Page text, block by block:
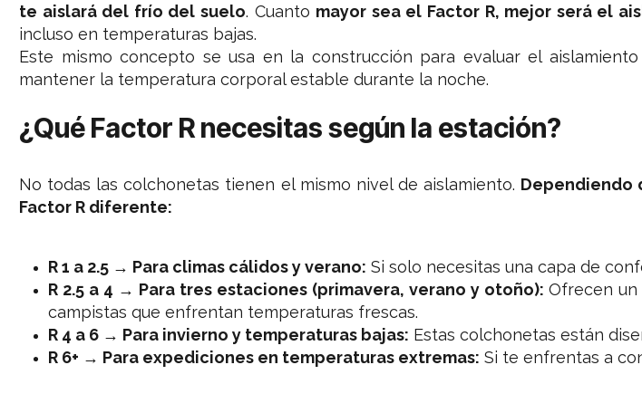
te aislará del frío del suelo. Cuanto mayor sea el Factor R, mejor será el
incluso en temperaturas bajas.
Este mismo concepto se usa en la construcción para evaluar el
mantener la temperatura corporal estable durante la noche.
¿Qué Factor R necesitas según la estación?
No todas las colchonetas tienen el mismo nivel de aislamiento. Dependiendo
Factor R diferente:
R 1 a 2.5 → Para climas cálidos y verano: Si solo necesitas una capa de
R 2.5 a 4 → Para tres estaciones (primavera, verano y otoño): Ofrecen
campistas que enfrentan temperaturas frescas.
R 4 a 6 → Para invierno y temperaturas bajas: Estas colchonetas están
R 6+ → Para expediciones en temperaturas extremas: Si te enfrentas a